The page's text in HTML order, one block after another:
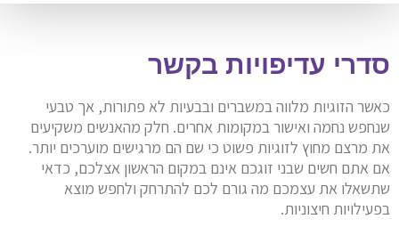
סדרי עדיפויות בקשר
כאשר הזוגיות מלווה במשברים ובבעיות לא פתורות, אך טבעי
שנחפש נחמה ואישור במקומות אחרים. חלק מהאנשים משקיעים
את מרצם מחוץ לזוגיות פשוט כי שם הם מרגישים מוערכים יותר.
אם אתם חשים שבני זוגכם אינם במקום הראשון אצלכם, כדאי
שתשאלו את עצמכם מה גורם לכם להתרחק ולחפש מוצא
בפעילויות חיצוניות.